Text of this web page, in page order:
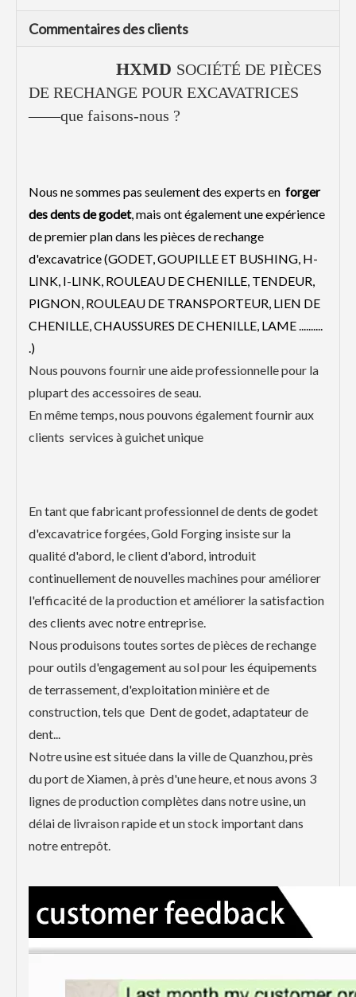
Commentaires des clients
HXMD SOCIÉTÉ DE PIÈCES
DE RECHANGE POUR EXCAVATRICES
——que faisons-nous ?
Nous ne sommes pas seulement des experts en forger
des dents de godet, mais ont également une expérience
de premier plan dans les pièces de rechange
d'excavatrice (GODET, GOUPILLE ET BUSHING, H-
LINK, I-LINK, ROULEAU DE CHENILLE, TENDEUR,
PIGNON, ROULEAU DE TRANSPORTEUR, LIEN DE
CHENILLE, CHAUSSURES DE CHENILLE, LAME ..........
.)
Nous pouvons fournir une aide professionnelle pour la
plupart des accessoires de seau.
En même temps, nous pouvons également fournir aux
clients services à guichet unique
En tant que fabricant professionnel de dents de godet
d'excavatrice forgées, Gold Forging insiste sur la
qualité d'abord, le client d'abord, introduit
continuellement de nouvelles machines pour améliorer
l'efficacité de la production et améliorer la satisfaction
des clients avec notre entreprise.
Nous produisons toutes sortes de pièces de rechange
pour outils d'engagement au sol pour les équipements
de terrassement, d'exploitation minière et de
construction, tels que Dent de godet, adaptateur de
dent...
Notre usine est située dans la ville de Quanzhou, près
du port de Xiamen, à près d'une heure, et nous avons 3
lignes de production complètes dans notre usine, un
délai de livraison rapide et un stock important dans
notre entrepôt.